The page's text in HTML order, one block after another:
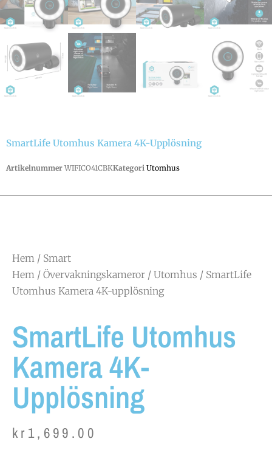
SmartLife Utomhus Kamera 4K-Upplösning
Artikelnummer WIFICO41CBKKategori Utomhus
Hem / Smart
Hem / Övervakningskameror / Utomhus / SmartLife
Utomhus Kamera 4K-upplösning
SmartLife Utomhus
Kamera 4K-
Upplösning
kr 1,699.00